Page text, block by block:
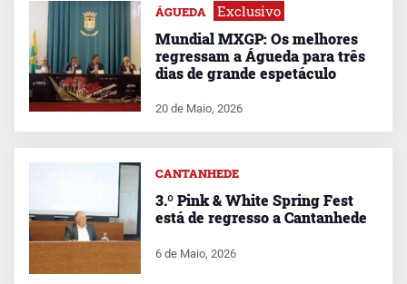
ÁGUEDA Exclusivo
Mundial MXGP: Os melhores
regressam a Águeda para três
dias de grande espetáculo
20 de Maio, 2026
CANTANHEDE
3.º Pink & White Spring Fest
está de regresso a Cantanhede
6 de Maio, 2026